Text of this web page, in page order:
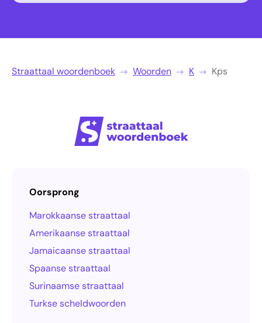
Straattaal woordenboek Woorden K Kps
Oorsprong
Marokkaanse straattaal
Amerikaanse straattaal
Jamaicaanse straattaal
Spaanse straattaal
Surinaamse straattaal
Turkse scheldwoorden